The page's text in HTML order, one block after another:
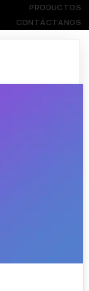
PRODUCTOS
CONTÁCTANOS